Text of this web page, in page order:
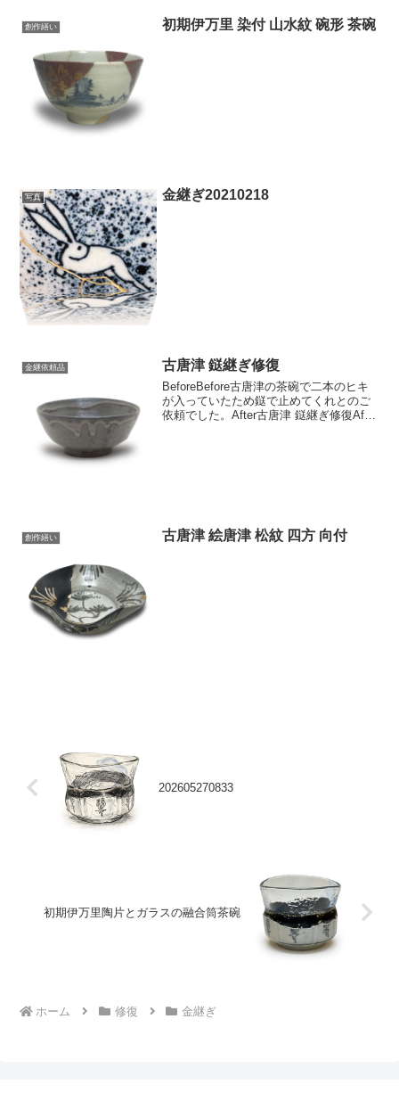
創作繕い 初期伊万里 染付 山水紋 碗形 茶碗
写真 金継ぎ20210218
金継依頼品 古唐津 鎹継ぎ修復
BeforeBefore古唐津の茶碗で二本のヒキ
が入っていたため鎹で止めてくれとのご
依頼でした。After古唐津 鎹継ぎ修復After
創作繕い 古唐津 絵唐津 松紋 四方 向付
202605270833
初期伊万里陶片とガラスの融合筒茶碗
ホーム 修復 金継ぎ